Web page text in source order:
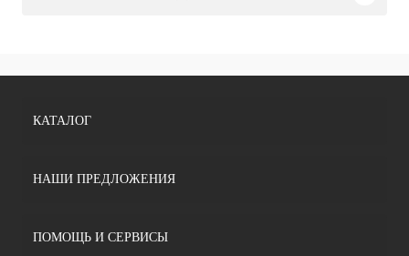
КАТАЛОГ
НАШИ ПРЕДЛОЖЕНИЯ
ПОМОЩЬ И СЕРВИСЫ